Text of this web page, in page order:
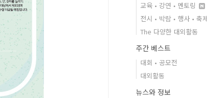
교육 • 강연 • 멘토링
전시 • 박람 • 행사 • 축
The 다양한 대외활동
주간 베스트
대회 • 공모전
대외활동
뉴스와 정보